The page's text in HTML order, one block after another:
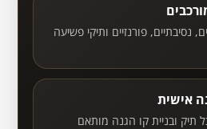
נסיבתיים, פורנזיים ותיקי פשיעה
אישית
תיק ובניית קו הגנה מותאם